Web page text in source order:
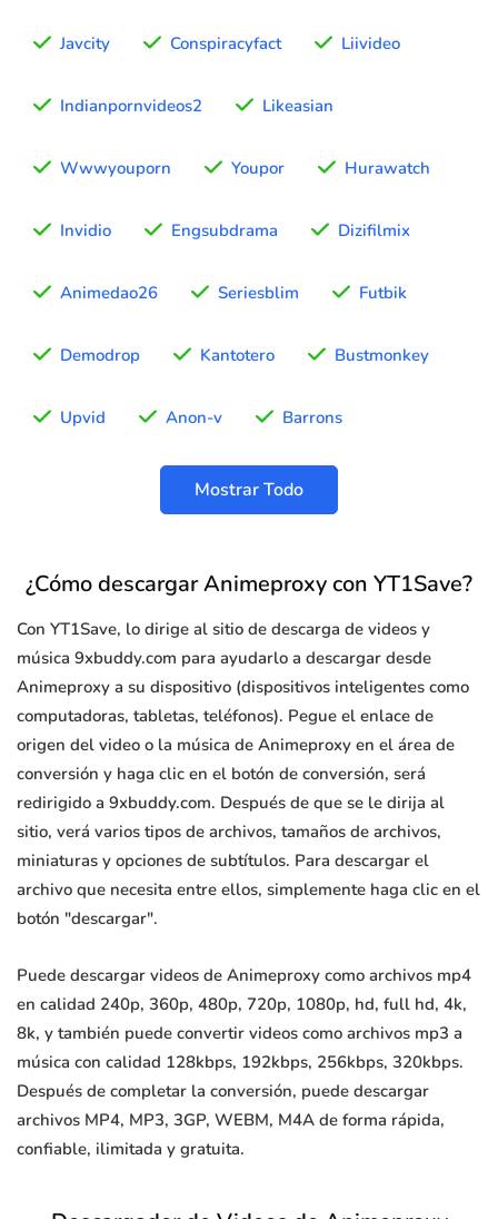
Javcity Conspiracyfact Liivideo
Indianpornvideos2 Likeasian
Wwwyouporn Youpor Hurawatch
Invidio Engsubdrama Dizifilmix
Animedao26 Seriesblim Futbik
Demodrop Kantotero Bustmonkey
Upvid Anon-v Barrons
Mostrar Todo
¿Cómo descargar Animeproxy con YT1Save?
Con YT1Save, lo dirige al sitio de descarga de videos y
música 9xbuddy.com para ayudarlo a descargar desde
Animeproxy a su dispositivo (dispositivos inteligentes como
computadoras, tabletas, teléfonos). Pegue el enlace de
origen del video o la música de Animeproxy en el área de
conversión y haga clic en el botón de conversión, será
redirigido a 9xbuddy.com. Después de que se le dirija al
sitio, verá varios tipos de archivos, tamaños de archivos,
miniaturas y opciones de subtítulos. Para descargar el
archivo que necesita entre ellos, simplemente haga clic en el
botón "descargar".
Puede descargar videos de Animeproxy como archivos mp4
en calidad 240p, 360p, 480p, 720p, 1080p, hd, full hd, 4k,
8k, y también puede convertir videos como archivos mp3 a
música con calidad 128kbps, 192kbps, 256kbps, 320kbps.
Después de completar la conversión, puede descargar
archivos MP4, MP3, 3GP, WEBM, M4A de forma rápida,
confiable, ilimitada y gratuita.